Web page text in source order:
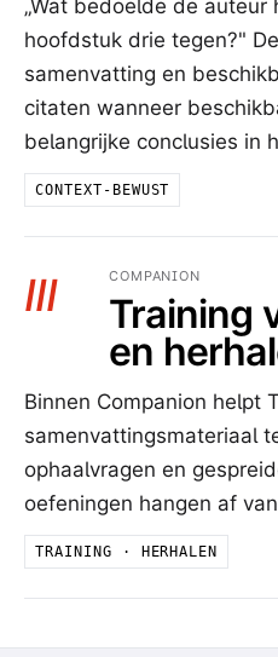
„Wat bedoelde de auteur
hoofdstuk drie tegen?"
samenvatting en
citaten wanneer
belangrijke conclusies in
CONTEXT-BEWUST
III COMPANION
Training
en
Binnen Companion helpt
samenvattingsmateriaal
ophaalvragen en
oefeningen hangen af
TRAINING · HERHALEN